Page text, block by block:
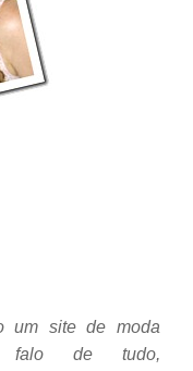
um site de moda
de tudo,